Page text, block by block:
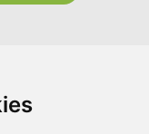
wefan hon